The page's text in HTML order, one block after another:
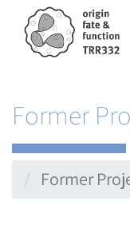
Direkt
zum
Former
Former